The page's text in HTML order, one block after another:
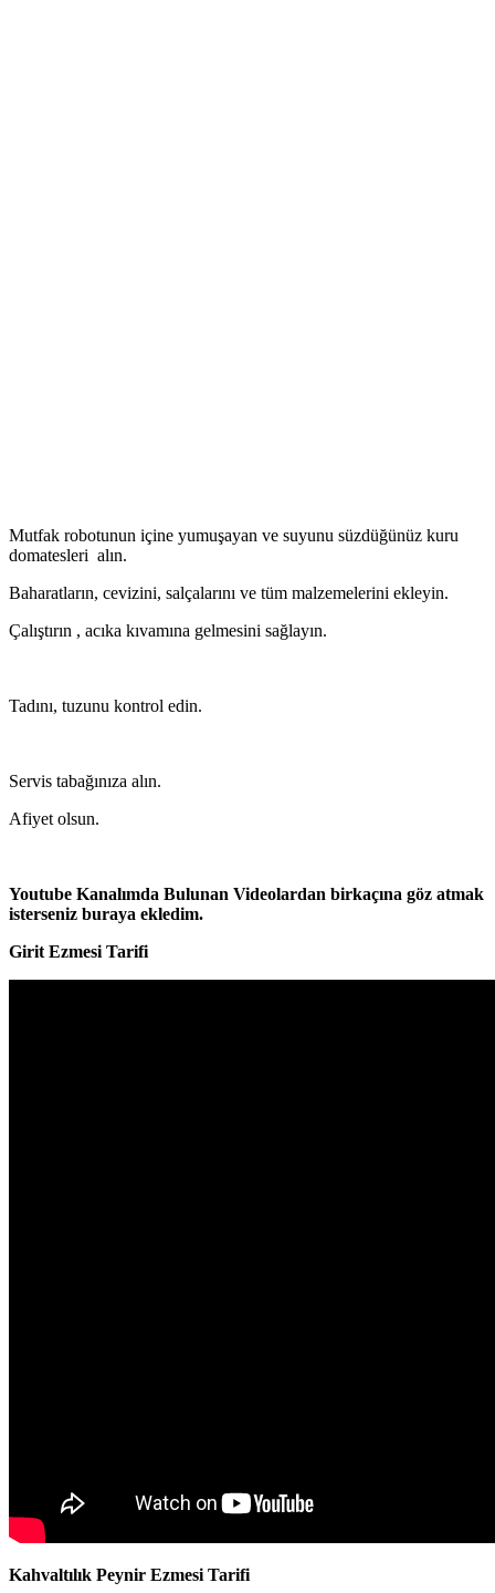
Mutfak robotunun içine yumuşayan ve suyunu süzdüğünüz kuru
domatesleri alın.
Baharatların, cevizini, salçalarını ve tüm malzemelerini ekleyin.
Çalıştırın , acıka kıvamına gelmesini sağlayın.
Tadını, tuzunu kontrol edin.
Servis tabağınıza alın.
Afiyet olsun.
Youtube Kanalımda Bulunan Videolardan birkaçına göz atmak
isterseniz buraya ekledim.
Girit Ezmesi Tarifi
Kahvaltılık Peynir Ezmesi Tarifi